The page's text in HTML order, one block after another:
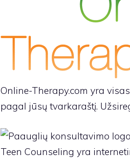
Online-Therapy.com yra
pagal jūsų tvarkaraštį.
Teen Counseling yra